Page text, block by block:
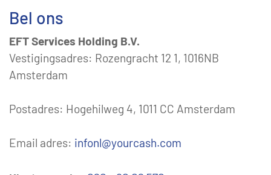
Bel ons
EFT Services Holding B.V.
Vestigingsadres: Rozengracht 12 1, 1016NB
Amsterdam
Postadres: Hogehilweg 4, 1011 CC Amsterdam
Email adres: infonl@yourcash.com